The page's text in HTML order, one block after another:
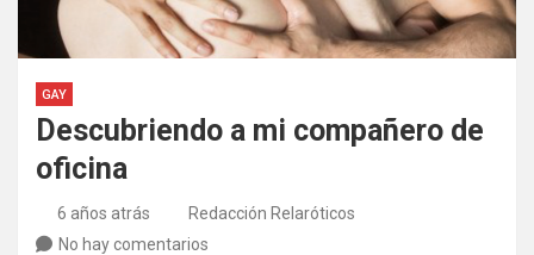
GAY
Descubriendo a mi compañero de
oficina
6 años atrás
Redacción Relaróticos
No hay comentarios